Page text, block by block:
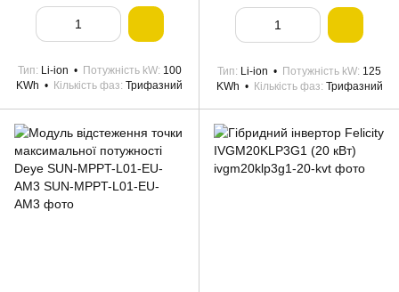
Тип Li-ion Потужність kW 100
KWh
Кількість фаз Трифазний
Тип Li-ion Потужність kW 125
KWh
Кількість фаз Трифазний